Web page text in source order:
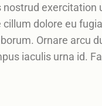
exercitation
dolore eu
Ornare arcu
iaculis urna id.